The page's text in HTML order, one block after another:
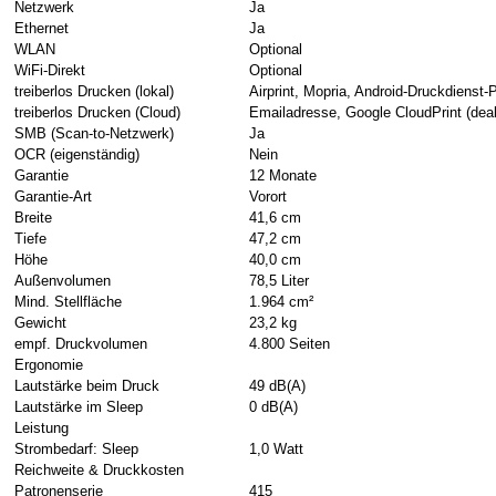
Netzwerk
Ja
Ethernet
Ja
WLAN
Optional
WiFi-Direkt
Optional
treiberlos Drucken (lokal)
Airprint, Mopria, Android-Druckdienst-
treiberlos Drucken (Cloud)
Emailadresse, Google CloudPrint
SMB (Scan-to-Netzwerk)
Ja
OCR (eigenständig)
Nein
Garantie
12 Monate
Garantie-Art
Vorort
Breite
41,6 cm
Tiefe
47,2 cm
Höhe
40,0 cm
Außenvolumen
78,5 Liter
Mind. Stellfläche
1.964 cm²
Gewicht
23,2 kg
empf. Druckvolumen
4.800 Seiten
Ergonomie
Lautstärke beim Druck
49 dB(A)
Lautstärke im Sleep
0 dB(A)
Leistung
Strombedarf: Sleep
1,0 Watt
Reichweite & Druckkosten
Patronenserie
415